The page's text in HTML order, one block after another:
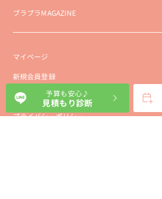
ブラプラMAGAZINE
マイページ
新規会員登録
会社概要
プライバシーポリシー
予算も安心♪
見積もり診断